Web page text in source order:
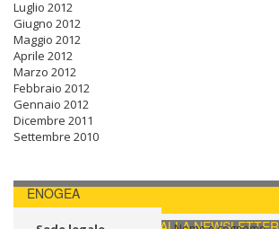
Luglio 2012
Giugno 2012
Maggio 2012
Aprile 2012
Marzo 2012
Febbraio 2012
Gennaio 2012
Dicembre 2011
Settembre 2010
ENOGEA